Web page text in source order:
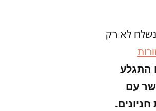
לא רק
התגלע
עם